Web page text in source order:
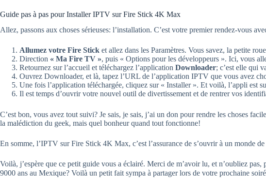
Guide pas à pas pour Installer IPTV sur Fire Stick 4K Max
Allez, passons aux choses sérieuses: l’installation. C’est votre premier rendez-vous
Allumez votre Fire Stick et allez dans les Paramètres. Vous savez, la petite
Direction « Ma Fire TV », puis « Options pour les développeurs ». Ici, vous
Retournez sur l’accueil et téléchargez l’application Downloader; c’est elle qui
Ouvrez Downloader, et là, tapez l’URL de l’application IPTV que vous avez
Une fois l’application téléchargée, cliquez sur « Installer ». Et voilà, l’appli est
Il est temps d’ouvrir votre nouvel outil de divertissement et de rentrer vos
C’est bon, vous avez tout suivi? Je sais, je sais, j’ai un don pour rendre les choses
la malédiction du geek, mais quel bonheur quand tout fonctionne!
En somme, l’IPTV sur Fire Stick 4K Max, c’est l’assurance de s’ouvrir à un monde
Voilà, j’espère que ce petit guide vous a éclairé. Merci de m’avoir lu, et n’oubliez
9000 ans au Mexique? Voilà un petit fait sympa à partager lors de votre prochaine